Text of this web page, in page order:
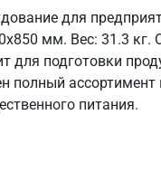
для
мм. Вес: 31.3 кг.
подготовки
полный
питания.